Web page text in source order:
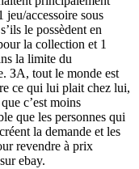
jeu/accessoire sous
le possèdent en
la collection et 1
la limite du
. ЗА, tout le monde est
ce qui lui plait chez lui,
c’est moins
que les personnes qui
créent la demande et les
revendre à prix
ebay.